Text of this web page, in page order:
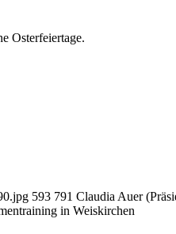
Osterfeiertage.
593 791 Claudia Auer
in Weiskirchen